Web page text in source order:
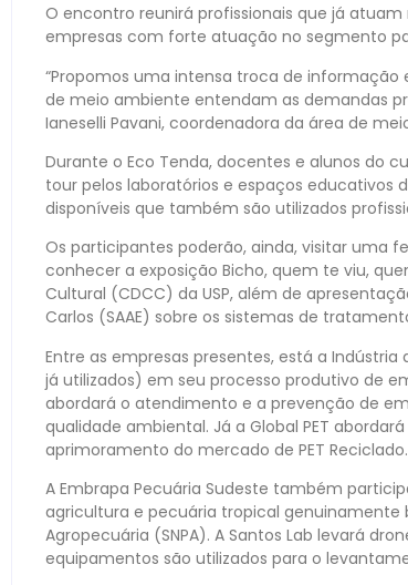
O encontro reunirá profissionais que já
empresas com forte atuação no segmento
“Propomos uma intensa troca de
de meio ambiente entendam as demandas
Ianeselli Pavani, coordenadora da área de
Durante o Eco Tenda, docentes e alunos do
tour pelos laboratórios e espaços educativos
disponíveis que também são utilizados
Os participantes poderão, ainda, visitar uma
conhecer a exposição Bicho, quem te viu,
Cultural (CDCC) da USP, além de
Carlos (SAAE) sobre os sistemas de
Entre as empresas presentes, está a
já utilizados) em seu processo produtivo de
abordará o atendimento e a prevenção de
qualidade ambiental. Já a Global PET
aprimoramento do mercado de PET Reciclado.
A Embrapa Pecuária Sudeste também
agricultura e pecuária tropical genuinamente
Agropecuária (SNPA). A Santos Lab levará
equipamentos são utilizados para o